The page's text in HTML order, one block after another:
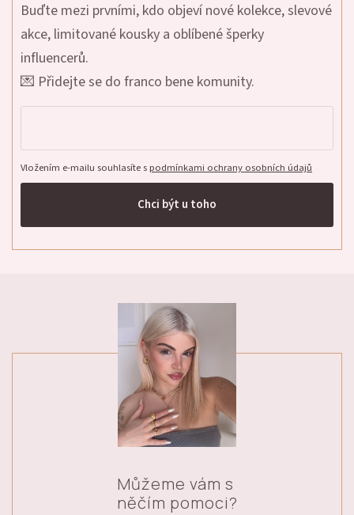
Buďte mezi prvními, kdo objeví nové kolekce, slevové
akce, limitované kousky a oblíbené šperky
influencerů.
💌 Přidejte se do franco bene komunity.
Vložením e-mailu souhlasíte s podmínkami ochrany osobních údajů
Chci být u toho
Můžeme vám s
něčím pomoci?